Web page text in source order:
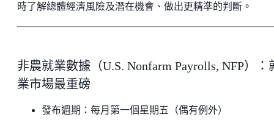
時了解總體經濟風險及潛在機會、做出更精準的判斷。
非農就業數據（U.S. Nonfarm Payrolls, NFP）：
業市場最重磅
發布週期：每月第一個星期五（偶有例外）